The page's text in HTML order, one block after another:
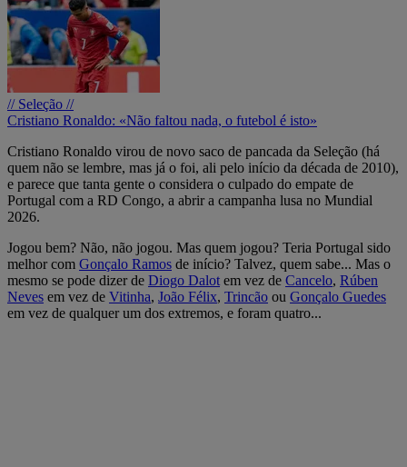
// Seleção //
Cristiano Ronaldo: «Não faltou nada, o futebol é isto»
Cristiano Ronaldo virou de novo saco de pancada da Seleção (há
quem não se lembre, mas já o foi, ali pelo início da década de 2010),
e parece que tanta gente o considera o culpado do empate de
Portugal com a RD Congo, a abrir a campanha lusa no Mundial
2026.
Jogou bem? Não, não jogou. Mas quem jogou? Teria Portugal sido
melhor com Gonçalo Ramos de início? Talvez, quem sabe... Mas o
mesmo se pode dizer de Diogo Dalot em vez de Cancelo, Rúben
Neves em vez de Vitinha, João Félix, Trincão ou Gonçalo Guedes
em vez de qualquer um dos extremos, e foram quatro...